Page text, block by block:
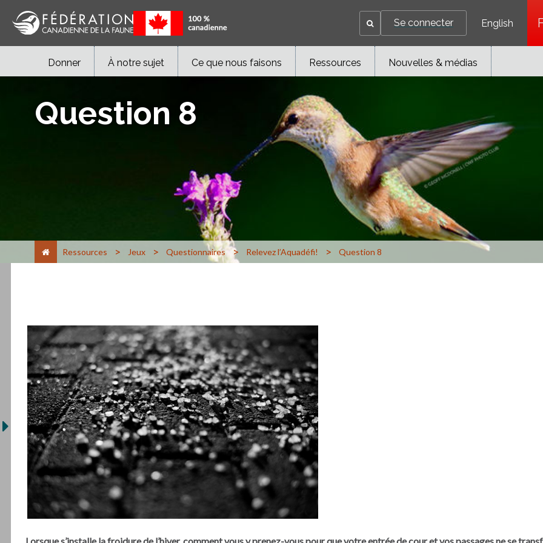
Se connecter English
Donner À notre sujet Ce que nous faisons Ressources Nouvelles & médias
Question 8
Ressources > Jeux > Questionnaires > Relevez l’Aquadéfi! > Question 8